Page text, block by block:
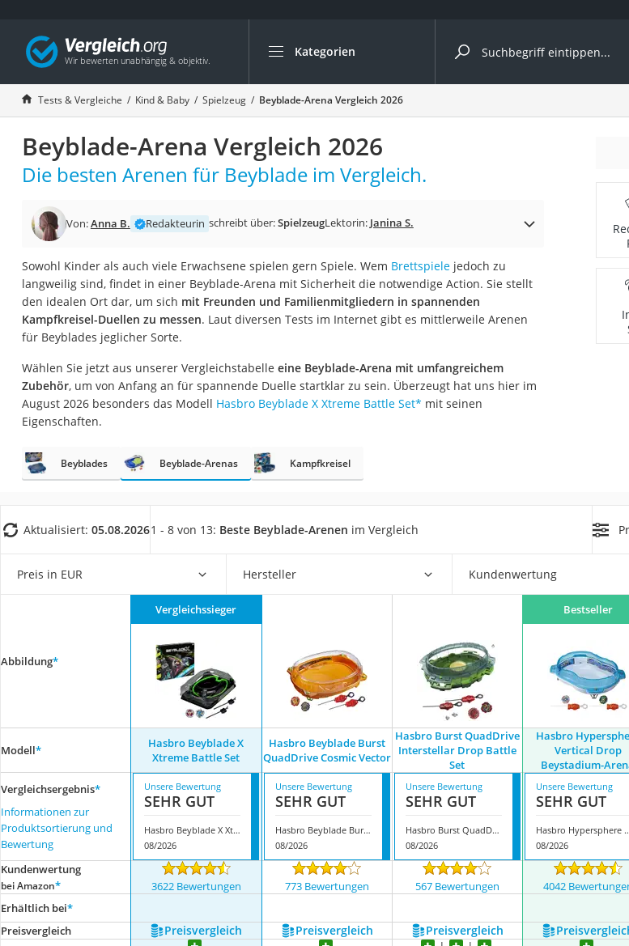
Kategorien
Die beliebtesten Vergleiche nach Kategorie
Kind & Baby
Babyphone mit 2 Kameras
Walkie-Talkie Kinder
Kindermatratzen
Babywippe
Rollschuhe für Kinder
Laufrad
Kinderschubkarre
Babyschlafsack
Babyphone
Treppenschutzgitter
Kinderroller 3 Räder
Ferngesteuertes Auto
Kinderfahrradhelm
Kinder-Mikroskop
Tests & Vergleiche Kind & Baby Spielzeug Beyblade-Arena Vergleich 2026
Beyblade-Arena Vergleich 2026
Die besten Arenen für Beyblade im Vergleich.
Von:Anna B. Redakteurin schreibt über:SpielzeugLektorin: Janina S.
Sowohl Kinder als auch viele Erwachsene spielen gern Spiele. Wem Brettspielejedoch zu
langweilig sind, findet in einer Beyblade-Arena mit Sicherheit die notwendige Action. Sie stellt
den idealen Ort dar, um sich mit Freunden und Familienmitgliedern in spannenden
Kampfkreisel-Duellen zu messen. Laut diversen Tests im Internet gibt es mittlerweile Arenen
für Beyblades jeglicher Sorte.
Wählen Sie jetzt aus unserer Vergleichstabelle eine Beyblade-Arena mit umfangreichem
Zubehör, um von Anfang an für spannende Duelle startklar zu sein. Überzeugt hat uns hier im
August 2026 besonders das Modell Hasbro Beyblade X Xtreme Battle Set* mit seinen
Eigenschaften.
Beyblades Beyblade-Arenas Kampfkreisel
Aktualisiert: 05.08.20261 - 8 von 13: Beste Beyblade-Arenen im Vergleich
Preis in EUR Hersteller Kundenwertung
Abbildung*
Vergleichssieger Bestseller
Modell*
Hasbro Beyblade X
Xtreme Battle Set
Hasbro Beyblade Burst
QuadDrive Cosmic Vector
Hasbro Burst QuadDrive
Interstellar Drop Battle
Set
Hasbro
Vertical Drop
Beystadium-
Vergleichsergebnis*
Informationen zur
Produktsortierung und
Bewertung
Unsere Bewertung
SEHR GUT
Hasbro Beyblade X Xtreme Battle Set
08/2026
Unsere Bewertung
SEHR GUT
Hasbro Beyblade Burst QuadDrive Cosmic Vector
08/2026
Unsere Bewertung
SEHR GUT
Hasbro Burst QuadDrive Interstellar Drop Battle Set
08/2026
Unsere Bewertung
SEHR GUT
Hasbro Hypersphere
08/2026
Kundenwertung
bei Amazon* 3622 Bewertungen 773 Bewertungen 567 Bewertungen 4042
Erhältlich bei*
Preis­vergleich
Preis­vergleich Preis­vergleich Preis­vergleich